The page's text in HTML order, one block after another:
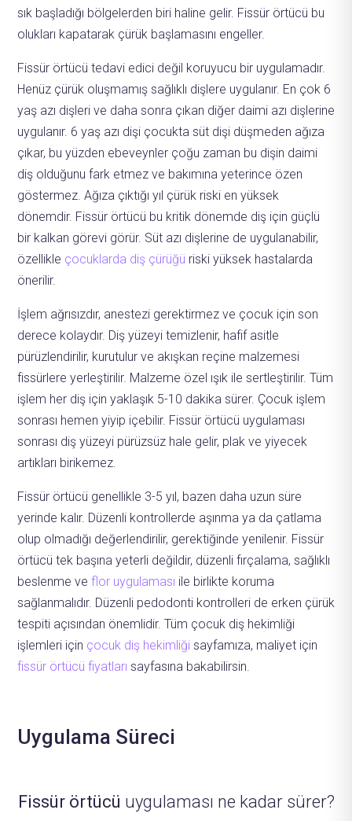
sık başladığı bölgelerden biri haline gelir. Fissür örtücü bu
olukları kapatarak çürük başlamasını engeller.
Fissür örtücü tedavi edici değil koruyucu bir uygulamadır.
Henüz çürük oluşmamış sağlıklı dişlere uygulanır. En çok 6
yaş azı dişleri ve daha sonra çıkan diğer daimi azı dişlerine
uygulanır. 6 yaş azı dişi çocukta süt dişi düşmeden ağıza
çıkar, bu yüzden ebeveynler çoğu zaman bu dişin daimi
diş olduğunu fark etmez ve bakımına yeterince özen
göstermez. Ağıza çıktığı yıl çürük riski en yüksek
dönemdir. Fissür örtücü bu kritik dönemde diş için güçlü
bir kalkan görevi görür. Süt azı dişlerine de uygulanabilir,
özellikle çocuklarda diş çürüğü riski yüksek hastalarda
önerilir.
İşlem ağrısızdır, anestezi gerektirmez ve çocuk için son
derece kolaydır. Diş yüzeyi temizlenir, hafif asitle
pürüzlendirilir, kurutulur ve akışkan reçine malzemesi
fissürlere yerleştirilir. Malzeme özel ışık ile sertleştirilir. Tüm
işlem her diş için yaklaşık 5-10 dakika sürer. Çocuk işlem
sonrası hemen yiyip içebilir. Fissür örtücü uygulaması
sonrası diş yüzeyi pürüzsüz hale gelir, plak ve yiyecek
artıkları birikemez.
Fissür örtücü genellikle 3-5 yıl, bazen daha uzun süre
yerinde kalır. Düzenli kontrollerde aşınma ya da çatlama
olup olmadığı değerlendirilir, gerektiğinde yenilenir. Fissür
örtücü tek başına yeterli değildir, düzenli fırçalama, sağlıklı
beslenme ve flor uygulaması ile birlikte koruma
sağlanmalıdır. Düzenli pedodonti kontrolleri de erken çürük
tespiti açısından önemlidir. Tüm çocuk diş hekimliği
işlemleri için çocuk diş hekimliği sayfamıza, maliyet için
fissür örtücü fiyatları sayfasına bakabilirsin.
Uygulama Süreci
Fissür örtücü uygulaması ne kadar sürer?